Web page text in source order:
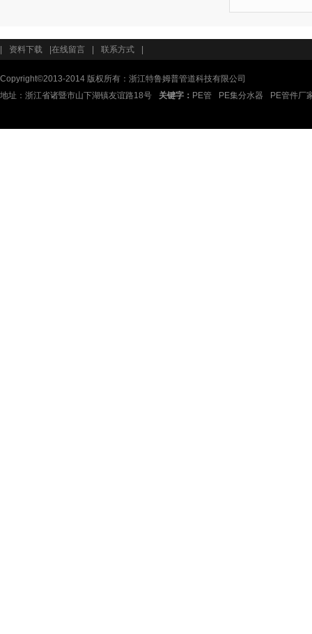
资料下载 在线留言 联系方式
Copyright©2013-2014 版权所有：浙江特鲁姆普管道科技有限公司
地址：浙江省诸暨市山下湖镇友谊路18号
关键字： PE管 PE集分水器 PE管件厂